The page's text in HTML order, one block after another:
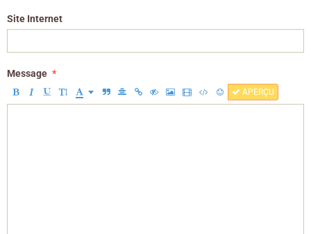
Site Internet
Message
APERÇU